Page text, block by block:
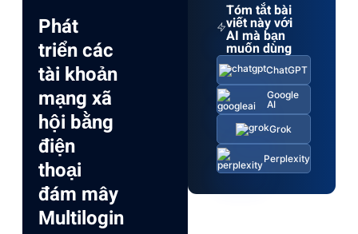
Phát
triển các
tài khoản
mạng xã
hội bằng
điện
thoại
đám mây
Multilogin
Tóm tắt bài
viết này với
AI mà bạn
muốn dùng
ChatGPT
Google
AI
Grok
Perplexity